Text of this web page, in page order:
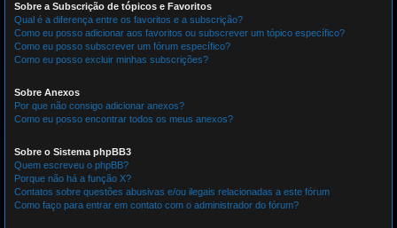
Sobre a Subscrição de tópicos e Favoritos
Qual é a diferença entre os favoritos e a subscrição?
Como eu posso adicionar aos favoritos ou subscrever um tópico específico?
Como eu posso subscrever um fórum específico?
Como eu posso excluir minhas subscrições?
Sobre Anexos
Por que não consigo adicionar anexos?
Como eu posso encontrar todos os meus anexos?
Sobre o Sistema phpBB3
Quem escreveu o phpBB?
Porque não há a função X?
Contatos sobre questões abusivas e/ou ilegais relacionadas a este fórum
Como faço para entrar em contato com o administrador do fórum?